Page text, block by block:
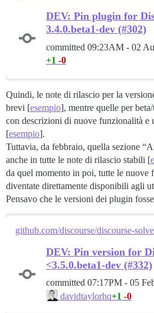
DEV: Pin plugin for
3.4.0.beta1-dev (#302)
committed 09:23AM - 02
+1 -0
Quindi, le note di rilascio per la
brevi [esempio], mentre quelle per
con descrizioni di nuove funzionalità e
[esempio].
Tuttavia, da febbraio, quella sezione
anche in tutte le note di rilascio stabili [
da quel momento in poi, tutte le nuove
diventate direttamente disponibili agli
Pensavo che le versioni dei plugin
github.com/discourse/discourse-
DEV: Pin version for
<3.5.0.beta1-dev (#332)
committed 07:17PM - 05
davidtaylorhq+1 -0